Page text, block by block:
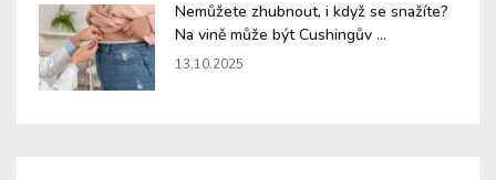
Nemůžete zhubnout, i když se snažíte?
Na vině může být Cushingův ...
13.10.2025